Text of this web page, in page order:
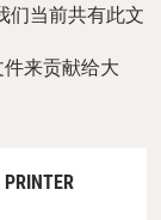
们当前共有此文
件来贡献给大